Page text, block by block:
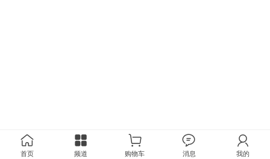
首页 频道 购物车 消息 我的